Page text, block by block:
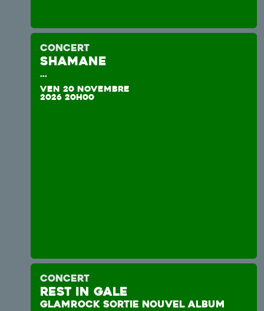
CONCERT
SHAMANE
...
VEN 20 NOVEMBRE
2026 20H00
CONCERT
REST IN GALE
GLAMROCK SORTIE NOUVEL ALBUM